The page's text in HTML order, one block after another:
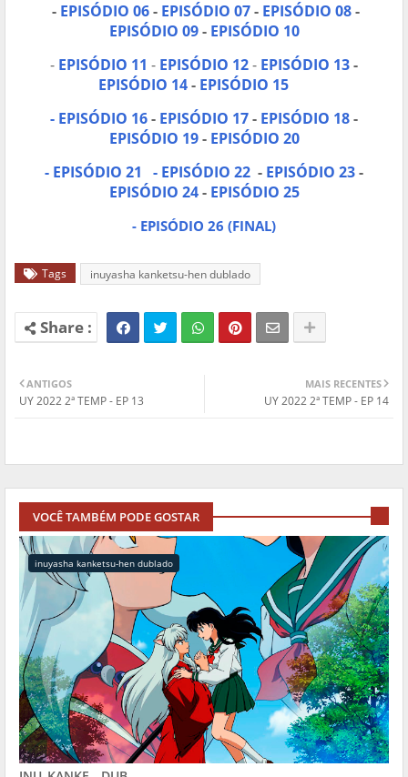
- EPISÓDIO 06- EPISÓDIO 07- EPISÓDIO 08-
EPISÓDIO 09- EPISÓDIO 10
- EPISÓDIO 11 - EPISÓDIO 12- EPISÓDIO 13-
EPISÓDIO 14- EPISÓDIO 15
- EPISÓDIO 16- EPISÓDIO 17- EPISÓDIO 18-
EPISÓDIO 19- EPISÓDIO 20
- EPISÓDIO 21
- EPISÓDIO 22 - EPISÓDIO 23-
EPISÓDIO 24- EPISÓDIO 25
- EPISÓDIO 26 (FINAL)
Tags inuyasha kanketsu-hen dublado
MAIS RECENTES
UY 2022 2ª TEMP - EP 14
ANTIGOS
UY 2022 2ª TEMP - EP 13
VOCÊ TAMBÉM PODE GOSTAR
inuyasha kanketsu-hen dublado